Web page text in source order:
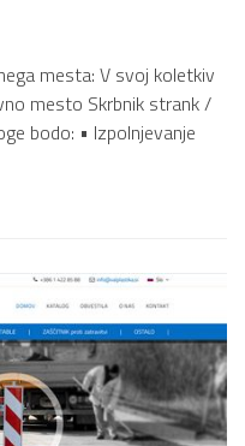
mesta: V svoj koletkiv
mesto Skrbnik strank /
bodo: • Izpolnjevanje